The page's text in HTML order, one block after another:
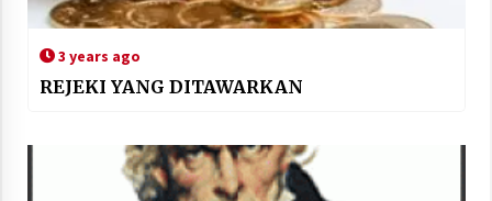
3 years ago
REJEKI YANG DITAWARKAN